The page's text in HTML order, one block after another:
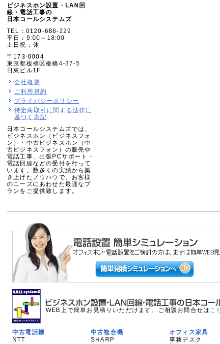
ビジネスホン設置・LAN回
線・電話工事の
日本コールシステムズ
TEL：0120-688-229
平日：9:00～18:00
土日祝：休
〒173-0004
東京都板橋区板橋4-37-5
日東ビル1F
会社概要
ご利用規約
プライバシーポリシー
特定商取引に関する法律に
基づく表記
日本コールシステムズでは、
ビジネスホン（ビジネスフォ
ン）・中古ビジネスホン（中
古ビジネスフォン）の販売や
電話工事、出張PCサポート・
電話回線などの受付を行って
います。数多くの実績から築
き上げたノウハウで、お客様
のニーズにあわせた最適なプ
ランをご提供致します。
WEB上で簡単お見積りいただけます。ご相談お問合せは こ
中古電話機
NTT
中古複合機
SHARP
オフィス家具
事務デスク